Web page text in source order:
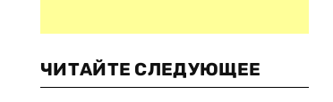
ЧИТАЙТЕ СЛЕДУЮЩЕЕ